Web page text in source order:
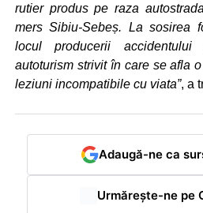
rutier produs pe raza
mers Sibiu-Sebeș. La sosirea
locul producerii
autoturism strivit în care se afla
leziuni incompatibile cu viata”, a
Adaugă-ne ca
Urmărește-ne pe